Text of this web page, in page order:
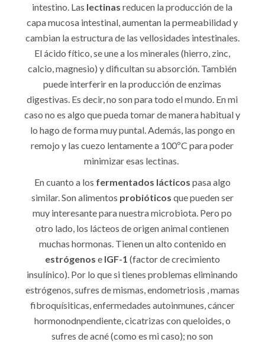
intestino. Las lectinas reducen la producción de la
capa mucosa intestinal, aumentan la permeabilidad y
cambian la estructura de las vellosidades intestinales.
El ácido fítico, se une a los minerales (hierro, zinc,
calcio, magnesio) y dificultan su absorción. También
puede interferir en la producción de enzimas
digestivas. Es decir, no son para todo el mundo. En mi
caso no es algo que pueda tomar de manera habitual y
lo hago de forma muy puntal. Además, las pongo en
remojo y las cuezo lentamente a 100ºC para poder
minimizar esas lectinas.
En cuanto a los fermentados lácticos pasa algo
similar. Son alimentos probióticos que pueden ser
muy interesante para nuestra microbiota. Pero po
otro lado, los lácteos de origen animal contienen
muchas hormonas. Tienen un alto contenido en
estrógenos e IGF-1 (factor de crecimiento
insulínico). Por lo que si tienes problemas eliminando
estrógenos, sufres de mismas, endometriosis , mamas
fibroquísiticas, enfermedades autoinmunes, cáncer
hormonodnpendiente, cicatrizas con queloides, o
sufres de acné (como es mi caso); no son